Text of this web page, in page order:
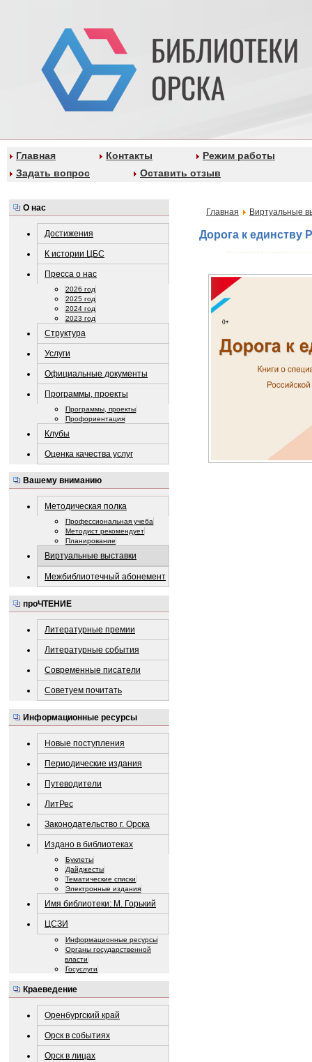
Главная Контакты
Режим работы
Задать вопрос
Оставить отзыв
О нас
Достижения
К истории ЦБС
Пресса о нас
2026 год
2025 год
2024 год
2023 год
Структура
Услуги
Официальные документы
Программы, проекты
Программы, проекты
Профориентация
Клубы
Оценка качества услуг
Вашему вниманию
Методическая полка
Профессиональная учеба
Методист рекомендует
Планирование
Виртуальные выставки
Межбиблиотечный абонемент
проЧТЕНИЕ
Литературные премии
Литературные события
Современные писатели
Советуем почитать
Информационные ресурсы
Новые поступления
Периодические издания
Путеводители
ЛитРес
Законодательство г. Орска
Издано в библиотеках
Буклеты
Дайджесты
Тематические списки
Электронные издания
Имя библиотеки: М. Горький
ЦСЗИ
Информационные ресурсы
Органы государственной
власти
Госуслуги
Краеведение
Оренбургский край
Орск в событиях
Орск в лицах
Главная Виртуальные
Дорога к единству